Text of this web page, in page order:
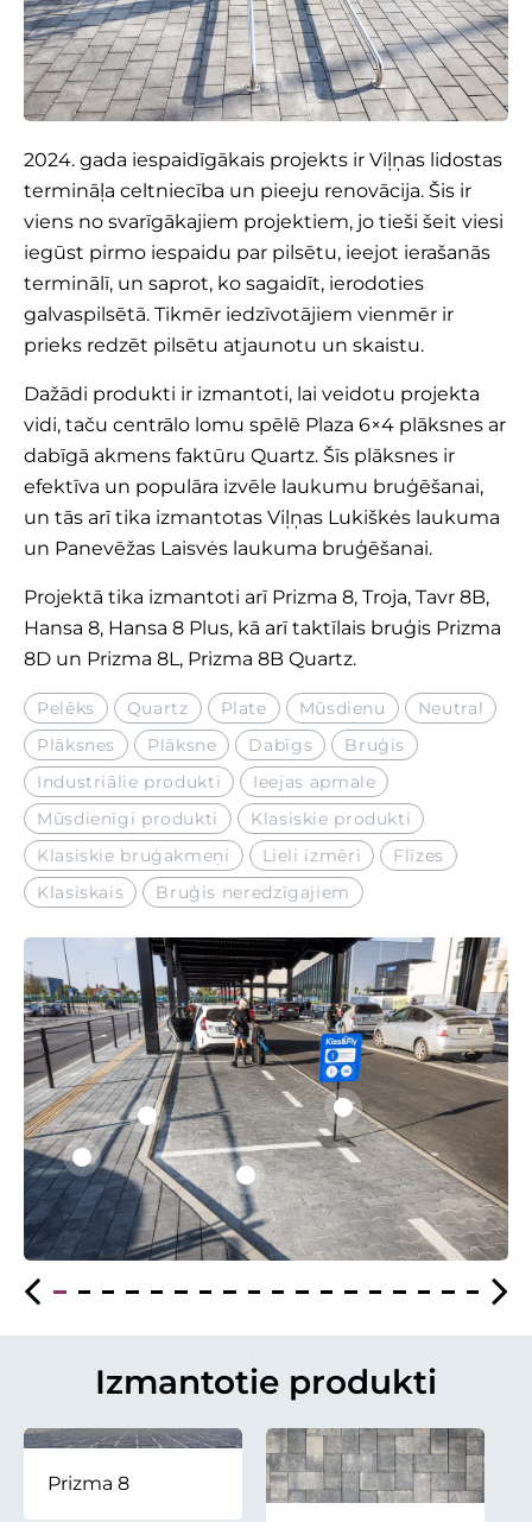
2024. gada iespaidīgākais projekts ir Viļņas lidostas
termināļa celtniecība un pieeju renovācija. Šis ir
viens no svarīgākajiem projektiem, jo tieši šeit viesi
iegūst pirmo iespaidu par pilsētu, ieejot ierašanās
terminālī, un saprot, ko sagaidīt, ierodoties
galvaspilsētā. Tikmēr iedzīvotājiem vienmēr ir
prieks redzēt pilsētu atjaunotu un skaistu.
Dažādi produkti ir izmantoti, lai veidotu projekta
vidi, taču centrālo lomu spēlē Plaza 6×4 plāksnes ar
dabīgā akmens faktūru Quartz. Šīs plāksnes ir
efektīva un populāra izvēle laukumu bruģēšanai,
un tās arī tika izmantotas Viļņas Lukiškės laukuma
un Panevēžas Laisvės laukuma bruģēšanai.
Projektā tika izmantoti arī Prizma 8, Troja, Tavr 8B,
Hansa 8, Hansa 8 Plus, kā arī taktīlais bruģis Prizma
8D un Prizma 8L, Prizma 8B Quartz.
Pelēks Quartz Plate Mūsdienu
Neutral
Plāksnes
Plāksne Dabīgs
Bruģis
Industriālie produkti
Ieejas apmale
Mūsdienīgi produkti
Klasiskie produkti
Klasiskie bruģakmeņi
Lieli izmēri
Flīzes
Klasiskais
Bruģis neredzīgajiem
Izmantotie produkti
Prizma 8